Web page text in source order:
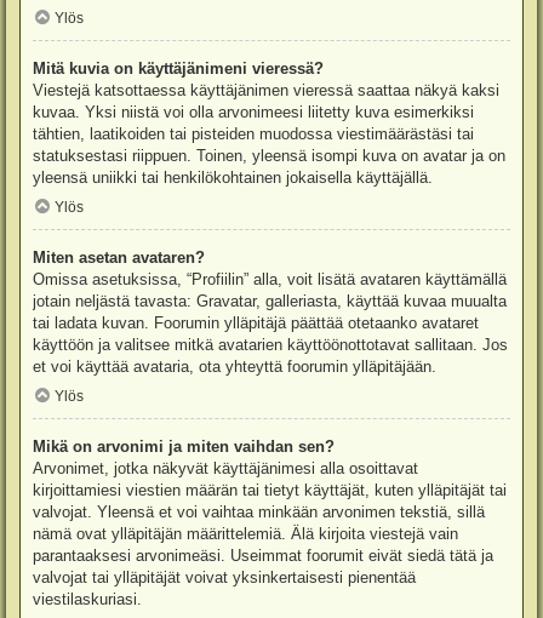
Ylös
Mitä kuvia on käyttäjänimeni vieressä?
Viestejä katsottaessa käyttäjänimen vieressä saattaa näkyä kaksi
kuvaa. Yksi niistä voi olla arvonimeesi liitetty kuva esimerkiksi
tähtien, laatikoiden tai pisteiden muodossa viestimäärästäsi tai
statuksestasi riippuen. Toinen, yleensä isompi kuva on avatar ja on
yleensä uniikki tai henkilökohtainen jokaisella käyttäjällä.
Ylös
Miten asetan avataren?
Omissa asetuksissa, “Profiilin” alla, voit lisätä avataren käyttämällä
jotain neljästä tavasta: Gravatar, galleriasta, käyttää kuvaa muualta
tai ladata kuvan. Foorumin ylläpitäjä päättää otetaanko avataret
käyttöön ja valitsee mitkä avatarien käyttöönottotavat sallitaan. Jos
et voi käyttää avataria, ota yhteyttä foorumin ylläpitäjään.
Ylös
Mikä on arvonimi ja miten vaihdan sen?
Arvonimet, jotka näkyvät käyttäjänimesi alla osoittavat
kirjoittamiesi viestien määrän tai tietyt käyttäjät, kuten ylläpitäjät tai
valvojat. Yleensä et voi vaihtaa minkään arvonimen tekstiä, sillä
nämä ovat ylläpitäjän määrittelemiä. Älä kirjoita viestejä vain
parantaaksesi arvonimeäsi. Useimmat foorumit eivät siedä tätä ja
valvojat tai ylläpitäjät voivat yksinkertaisesti pienentää
viestilaskuriasi.